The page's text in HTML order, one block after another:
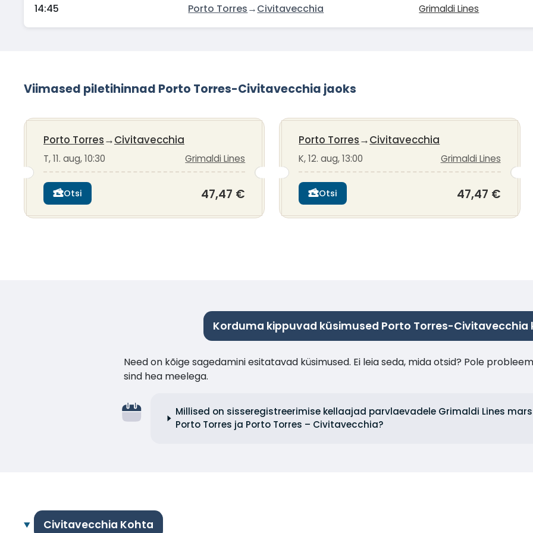
14:45 Porto Torres→Civitavecchia Grimaldi Lines
Viimased piletihinnad Porto Torres-Civitavecchia jaoks
Porto Torres→Civitavecchia
T, 11. aug, 10:30 Grimaldi Lines
Otsi 47,47 €
Porto Torres→Civitavecchia
K, 12. aug, 13:00 Grimaldi Lines
Otsi 47,47 €
Korduma kippuvad küsimused Porto Torres-Civitavecchia
Need on kõige sagedamini esitatavad küsimused. Ei leia seda, mida otsid? Pole
sind hea meelega.
Millised on sisseregistreerimise kellaajad parvlaevadele Grimaldi Lines
Porto Torres ja Porto Torres – Civitavecchia?
Civitavecchia Kohta